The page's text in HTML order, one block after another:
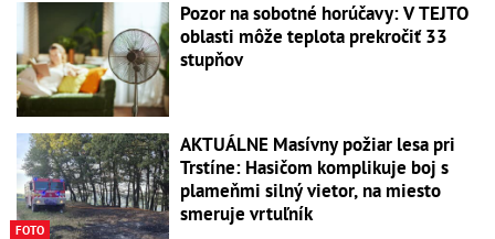
Pozor na sobotné horúčavy: V TEJTO
oblasti môže teplota prekročiť 33
stupňov
FOTO
AKTUÁLNE Masívny požiar lesa pri
Trstíne: Hasičom komplikuje boj s
plameňmi silný vietor, na miesto
smeruje vrtuľník